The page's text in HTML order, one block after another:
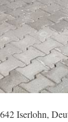
Iserlohn,